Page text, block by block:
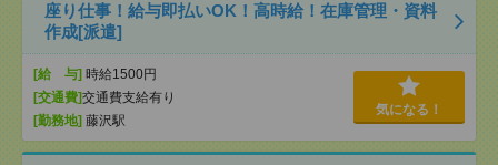
座り仕事！給与即払いOK！高時給！在庫管理・資料
作成[派遣]
[給 与] 時給1500円
[交通費]交通費支給有り
[勤務地] 藤沢駅
気になる！